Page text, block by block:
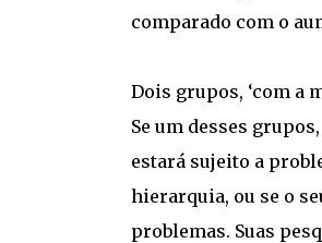
comparado com o
Dois grupos, ‘com a
Se um desses
estará sujeito a
hierarquia, ou se o
problemas. Suas